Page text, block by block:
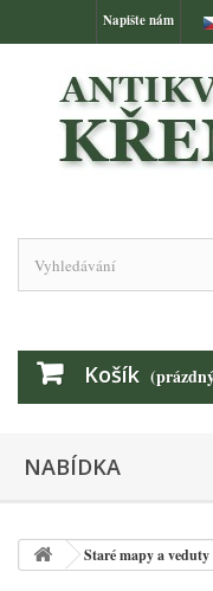
Napište nám
Košík
NABÍDKA
Staré mapy a veduty